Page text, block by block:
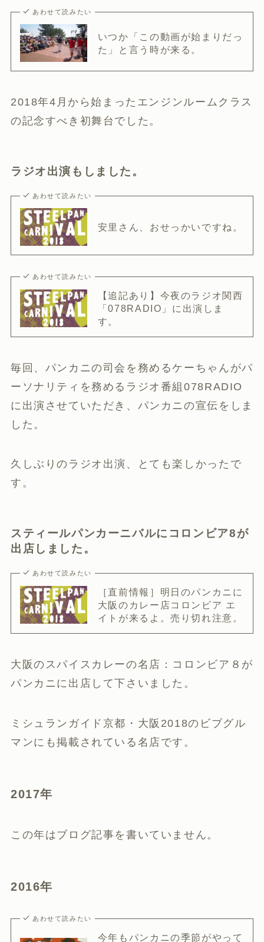
あわせて読みたい
いつか「この動画が始まりだっ
た」と言う時が来る。
2018年4月から始まったエンジンルームクラス
の記念すべき初舞台でした。
ラジオ出演もしました。
あわせて読みたい
安里さん、おせっかいですね。
あわせて読みたい
【追記あり】今夜のラジオ関西
「078RADIO」に出演しま
す。
毎回、パンカニの司会を務めるケーちゃんがパ
ーソナリティを務めるラジオ番組078RADIO
に出演させていただき、パンカニの宣伝をしま
した。
久しぶりのラジオ出演、とても楽しかったで
す。
スティールパンカーニバルにコロンビア8が
出店しました。
あわせて読みたい
［直前情報］明日のパンカニに
大阪のカレー店コロンビア エ
イトが来るよ。売り切れ注意。
大阪のスパイスカレーの名店：コロンビア８が
パンカニに出店して下さいました。
ミシュランガイド京都・大阪2018のビブグル
マンにも掲載されている名店です。
2017年
この年はブログ記事を書いていません。
2016年
あわせて読みたい
今年もパンカニの季節がやって